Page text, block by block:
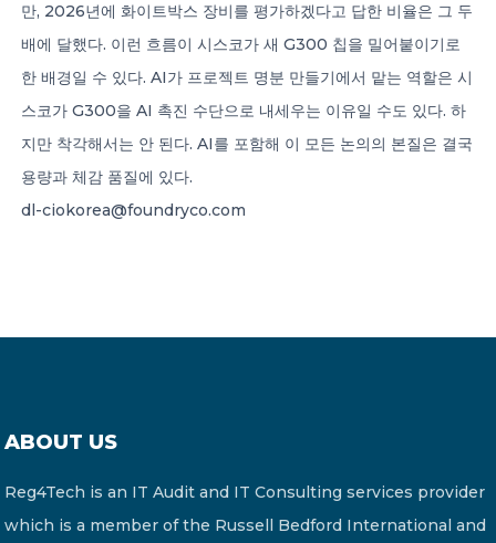
만, 2026년에 화이트박스 장비를 평가하겠다고 답한 비율은 그 두
배에 달했다. 이런 흐름이 시스코가 새 G300 칩을 밀어붙이기로
한 배경일 수 있다. AI가 프로젝트 명분 만들기에서 맡는 역할은 시
스코가 G300을 AI 촉진 수단으로 내세우는 이유일 수도 있다. 하
지만 착각해서는 안 된다. AI를 포함해 이 모든 논의의 본질은 결국
용량과 체감 품질에 있다.
dl-ciokorea@foundryco.com
ABOUT US
Reg4Tech is an IT Audit and IT Consulting services provider
which is a member of the Russell Bedford International and